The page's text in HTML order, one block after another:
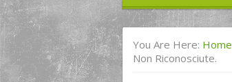
You Are Here: Home
Non Riconosciute.